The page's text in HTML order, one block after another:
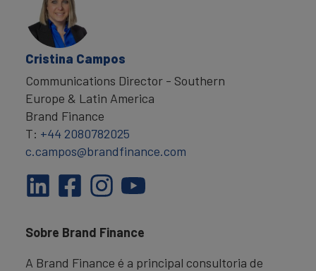
Cristina Campos
Communications Director - Southern
Europe & Latin America
Brand Finance
T: +44 2080782025
c.campos@brandfinance.com
Sobre Brand Finance
A Brand Finance é a principal consultoria de